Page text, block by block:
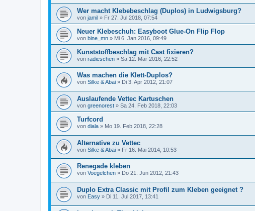
Wer macht Klebebeschlag (Duplos) in Ludwigsburg?
von jamil » Fr 27. Jul 2018, 07:54
Neuer Klebeschuh: Easyboot Glue-On Flip Flop
von bine_mn » Mi 6. Jan 2016, 09:49
Kunststoffbeschlag mit Cast fixieren?
von radieschen » Sa 12. Mär 2016, 22:52
Was machen die Klett-Duplos?
von Silke & Abai » Di 3. Apr 2012, 21:07
Auslaufende Vettec Kartuschen
von greenorest » Sa 24. Feb 2018, 22:03
Turfcord
von diala » Mo 19. Feb 2018, 22:28
Alternative zu Vettec
von Silke & Abai » Fr 16. Mai 2014, 10:53
Renegade kleben
von Voegelchen » Do 21. Jun 2012, 21:43
Duplo Extra Classic mit Profil zum Kleben geeignet ?
von Easy » Di 11. Jul 2017, 13:41